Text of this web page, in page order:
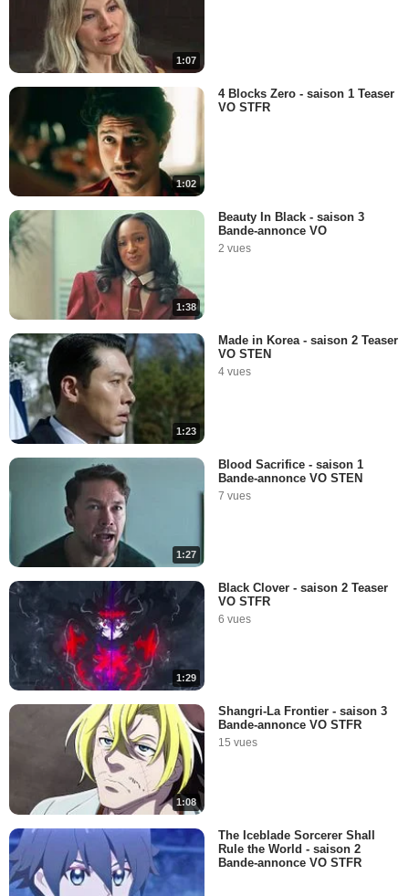
1:07
1:02
4 Blocks Zero - saison 1 Teaser
VO STFR
1:38
Beauty In Black - saison 3
Bande-annonce VO
2 vues
1:23
Made in Korea - saison 2 Teaser
VO STEN
4 vues
1:27
Blood Sacrifice - saison 1
Bande-annonce VO STEN
7 vues
1:29
Black Clover - saison 2 Teaser
VO STFR
6 vues
1:08
Shangri-La Frontier - saison 3
Bande-annonce VO STFR
15 vues
The Iceblade Sorcerer Shall
Rule the World - saison 2
Bande-annonce VO STFR